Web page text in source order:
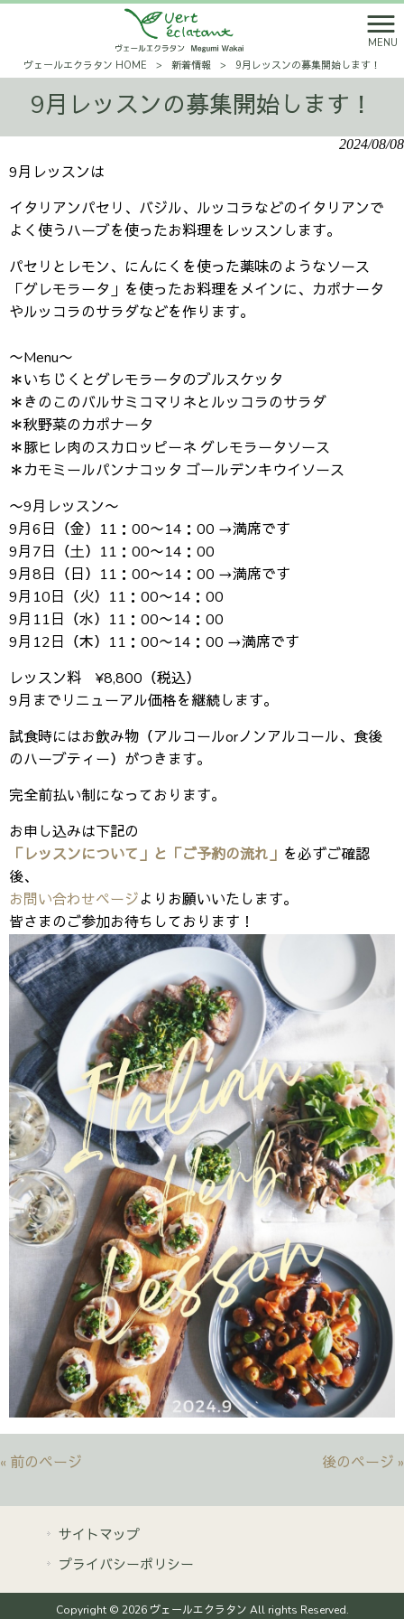
MENU
ヴェールエクラタン HOME
> 新着情報 > 9月レッスンの募集開始します！
9月レッスンの募集開始します！
2024/08/08
9月レッスンは
イタリアンパセリ、バジル、ルッコラなどのイタリアンで
よく使うハーブを使ったお料理をレッスンします。
パセリとレモン、にんにくを使った薬味のようなソース
「グレモラータ」を使ったお料理をメインに、カポナータ
やルッコラのサラダなどを作ります。
〜Menu〜
＊いちじくとグレモラータのブルスケッタ
＊きのこのバルサミコマリネとルッコラのサラダ
＊秋野菜のカポナータ
＊豚ヒレ肉のスカロッピーネ グレモラータソース
＊カモミールパンナコッタ ゴールデンキウイソース
〜9月レッスン〜
9月6日（金）11：00〜14：00 →満席です
9月7日（土）11：00〜14：00
9月8日（日）11：00〜14：00 →満席です
9月10日（火）11：00〜14：00
9月11日（水）11：00〜14：00
9月12日（木）11：00〜14：00 →満席です
レッスン料 ¥8,800（税込）
9月までリニューアル価格を継続します。
試食時にはお飲み物（アルコールorノンアルコール、食後
のハーブティー）がつきます。
完全前払い制になっております。
お申し込みは下記の
「レッスンについて」と「ご予約の流れ」 を必ずご確認
後、
お問い合わせページよりお願いいたします。
皆さまのご参加お待ちしております！
« 前のページ 後のページ »
サイトマップ
プライバシーポリシー
Copyright © 2026 ヴェールエクラタン All rights Reserved.